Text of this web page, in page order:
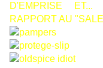
D'EMPRISE
RAPPORT AU